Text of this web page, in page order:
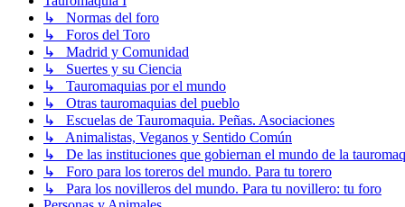
↳ Normas del foro
↳ Foros del Toro
↳ Madrid y Comunidad
↳ Suertes y su Ciencia
↳ Tauromaquias por el mundo
↳ Otras tauromaquias del pueblo
↳ Escuelas de Tauromaquia. Peñas. Asociaciones
↳ Animalistas, Veganos y Sentido Común
↳ De las instituciones que gobiernan el mundo de la
↳ Foro para los toreros del mundo. Para tu torero
↳ Para los novilleros del mundo. Para tu novillero: tu foro